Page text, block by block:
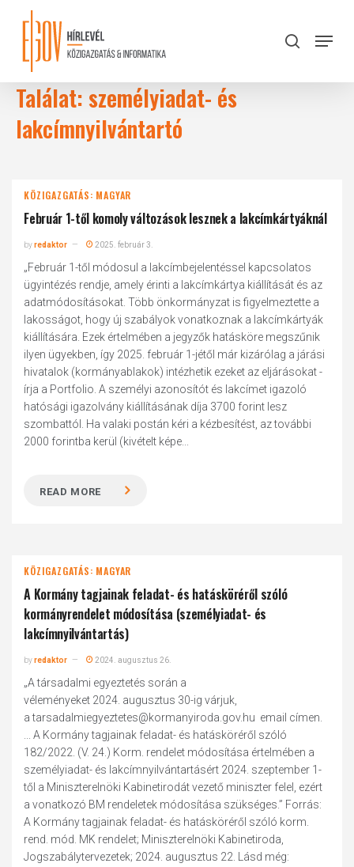
content
search
Menu
Találat: személyiadat- és
lakcímnyilvántartó
KÖZIGAZGATÁS: MAGYAR
Február 1-től komoly változások lesznek a lakcímkártyáknál
byredaktor 2025. február 3.
„Február 1-től módosul a lakcímbejelentéssel kapcsolatos
ügyintézés rendje, amely érinti a lakcímkártya kiállítását és az
adatmódosításokat. Több önkormányzat is figyelmeztette a
lakosságot, hogy új szabályok vonatkoznak a lakcímkártyák
kiállítására. Ezek értelmében a jegyzők hatásköre megszűnik
ilyen ügyekben, így 2025. február 1-jétől már kizárólag a járási
hivatalok (kormányablakok) intézhetik ezeket az eljárásokat -
írja a Portfolio. A személyi azonosítót és lakcímet igazoló
hatósági igazolvány kiállításának díja 3700 forint lesz
szombattól. Ha valaki postán kéri a kézbesítést, az további
2000 forintba kerül (kivételt képe...
READ MORE
KÖZIGAZGATÁS: MAGYAR
A Kormány tagjainak feladat- és hatásköréről szóló
kormányrendelet módosítása (személyiadat- és
lakcímnyilvántartás)
byredaktor 2024. augusztus 26.
„A társadalmi egyeztetés során a
véleményeket 2024. augusztus 30-ig várjuk,
a tarsadalmiegyeztetes@kormanyiroda.gov.hu email címen.
... A Kormány tagjainak feladat- és hatásköréről szóló
182/2022. (V. 24.) Korm. rendelet módosítása értelmében a
személyiadat- és lakcímnyilvántartásért 2024. szeptember 1-
től a Miniszterelnöki Kabinetirodát vezető miniszter felel, ezért
a vonatkozó BM rendeletek módosítása szükséges.” Forrás:
A Kormány tagjainak feladat- és hatásköréről szóló korm.
rend. mód. MK rendelet; Miniszterelnöki Kabinetiroda,
Jogszabálytervezetek; 2024. augusztus 22. Lásd még:
Close